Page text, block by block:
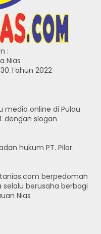
:
Nias
2022
media online di Pulau
dengan slogan
hukum PT. Pilar
berpedoman
berusaha berbagi
Nias